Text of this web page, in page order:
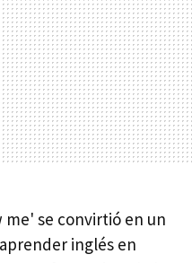
se convirtió en un
inglés en